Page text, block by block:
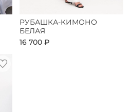
РУБАШКА-КИМОНО
БЕЛАЯ
16 700 ₽